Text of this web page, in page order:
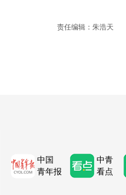
责任编辑：朱浩天
中国
青年报
中青
看点